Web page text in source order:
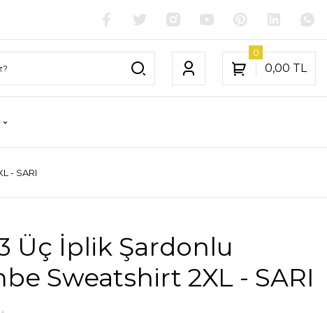
0,00 TL
0
- SARI
Üç İplik Şardonlu
Sweatshirt 2XL - SARI